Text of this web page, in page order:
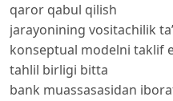
qaror qabul qilish
jarayonining vositachilik
konseptual modelni taklif
tahlil birligi bitta
bank muassasasidan